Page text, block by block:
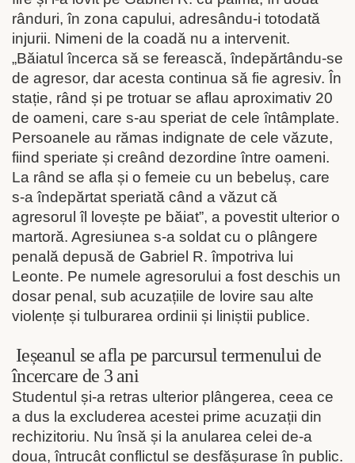
rânduri, în zona capului, adresându-i totodată
injurii. Nimeni de la coadă nu a intervenit.
„Băiatul încerca să se ferească, îndepărtându-se
de agresor, dar acesta continua să fie agresiv. În
stație, rând și pe trotuar se aflau aproximativ 20
de oameni, care s-au speriat de cele întâmplate.
Persoanele au rămas indignate de cele văzute,
fiind speriate și creând dezordine între oameni.
La rând se afla și o femeie cu un bebeluș, care
s-a îndepărtat speriată când a văzut că
agresorul îl lovește pe băiat”, a povestit ulterior o
martoră. Agresiunea s-a soldat cu o plângere
penală depusă de Gabriel R. împotriva lui
Leonte. Pe numele agresorului a fost deschis un
dosar penal, sub acuzațiile de lovire sau alte
violențe și tulburarea ordinii și liniștii publice.
Ieșeanul se afla pe parcursul termenului de
încercare de 3 ani
Studentul și-a retras ulterior plângerea, ceea ce
a dus la excluderea acestei prime acuzații din
rechizitoriu. Nu însă și la anularea celei de-a
doua, întrucât conflictul se desfășurase în public.